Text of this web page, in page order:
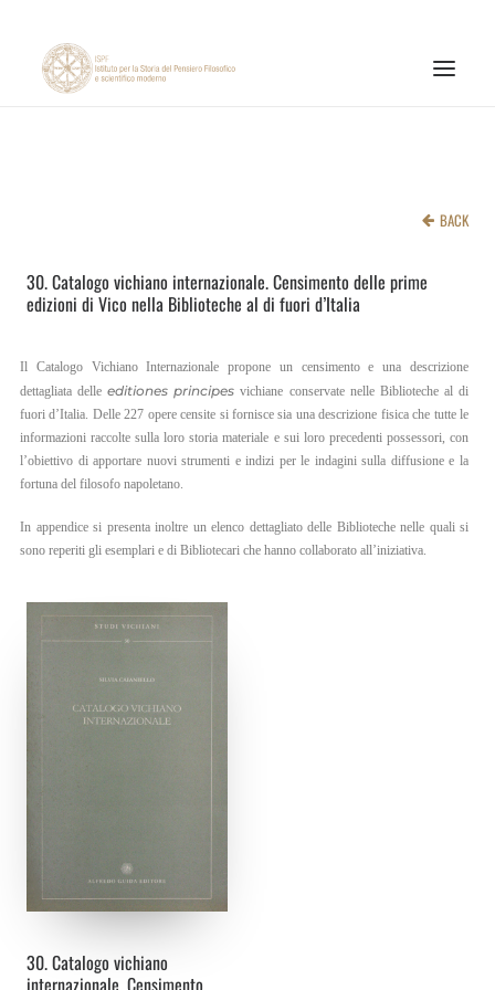
NOTIZIE ED EVENTI
CNR
PAGINA FACEBOOK ISPF
PAGINA INSTAGRAM ISPF
CANALE YOUTUBE ISPF
IT
BACK
30. Catalogo vichiano internazionale. Censimento delle prime
edizioni di Vico nella Biblioteche al di fuori d’Italia
Il Catalogo Vichiano Internazionale propone un censimento e una descrizione
dettagliata delleeditiones principes vichiane conservate nelle Biblioteche al di
fuori d’Italia. Delle 227 opere censite si fornisce sia una descrizione fisica che tutte le
informazioni raccolte sulla loro storia materiale e sui loro precedenti possessori, con
l’obiettivo di apportare nuovi strumenti e indizi per le indagini sulla diffusione e la
fortuna del filosofo napoletano.
In appendice si presenta inoltre un elenco dettagliato delle Biblioteche nelle quali si
sono reperiti gli esemplari e di Bibliotecari che hanno collaborato all’iniziativa.
30. Catalogo vichiano
internazionale. Censimento